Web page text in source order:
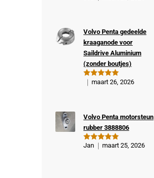
Gewaardeer
Volvo Penta gedeelde
kraaganode voor
Saildrive Aluminium
(zonder boutjes)
maart 26, 2026
Gewaardeer
Volvo Penta motorsteun
rubber 3888806
Jan maart 25, 2026